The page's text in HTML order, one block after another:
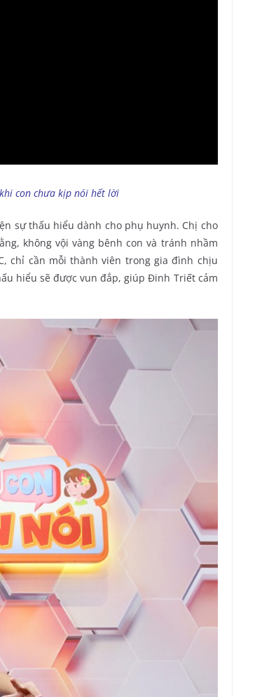
con chưa kịp nói hết lời
sự thấu hiểu dành cho phụ huynh. Chị cho
không vội vàng bênh con và tránh nhầm
chỉ cần mỗi thành viên trong gia đình chịu
hiểu sẽ được vun đắp, giúp Đinh Triết cảm